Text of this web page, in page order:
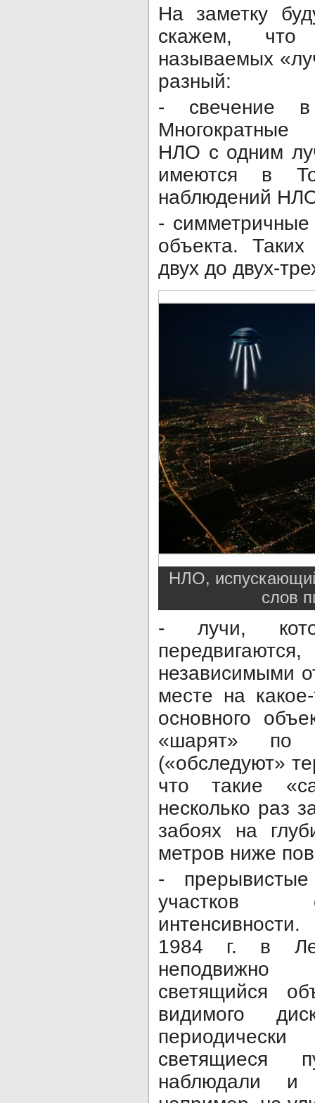
На заметку
скажем,
называемых
разный:
- свечение
НЛО с одним
имеются в
наблюдений
-
объекта.
двух до двух-
НЛО,
слов
- лучи,
независимыми
месте на
основного
«шарят» по
(«обследуют»
что такие
несколько раз
забоях на
метров ниже
-
участков
1984 г. в
неподвижно
светящийся
видимого
светящиеся
наблюдали и